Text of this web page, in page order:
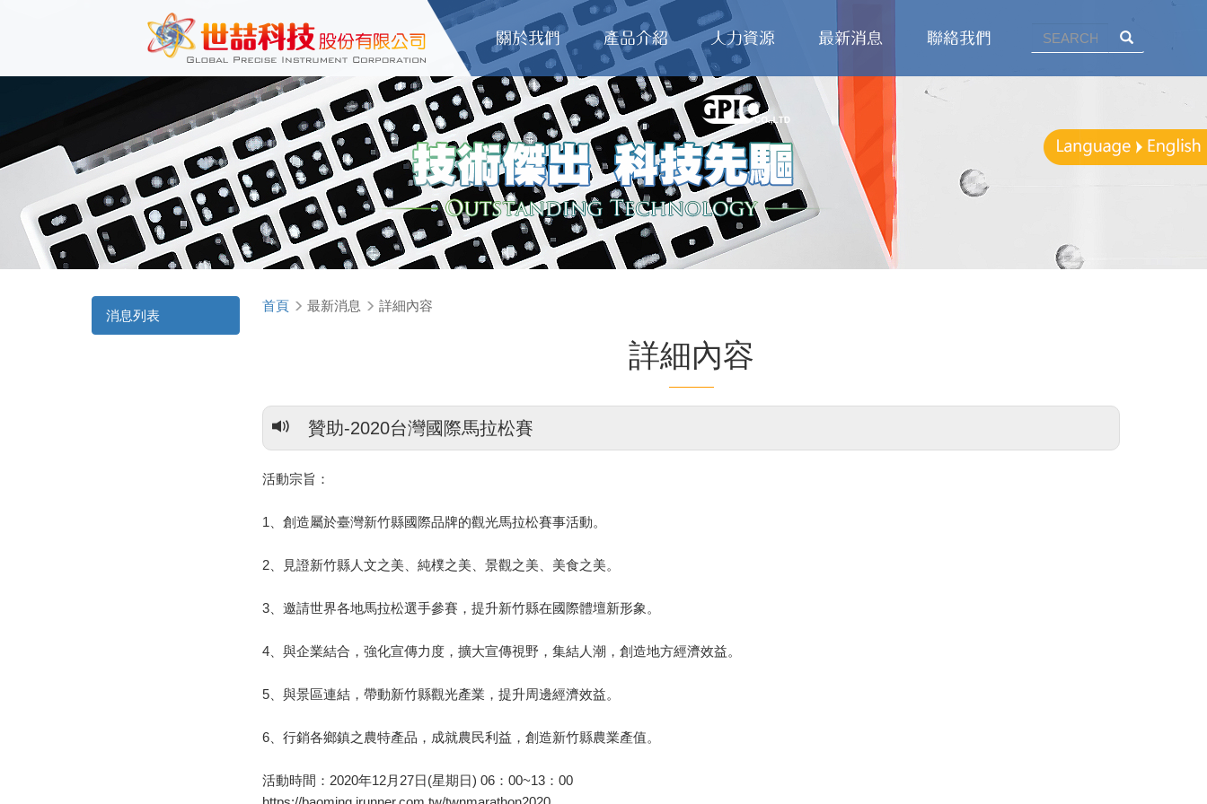
消息列表
首頁 最新消息 詳細內容
詳細內容
贊助-2020台灣國際馬拉松賽
活動宗旨：
1、創造屬於臺灣新竹縣國際品牌的觀光馬拉松賽事活動。
2、見證新竹縣人文之美、純樸之美、景觀之美、美食之美。
3、邀請世界各地馬拉松選手參賽，提升新竹縣在國際體壇新形象。
4、與企業結合，強化宣傳力度，擴大宣傳視野，集結人潮，創造地方經濟效益。
5、與景區連結，帶動新竹縣觀光產業，提升周邊經濟效益。
6、行銷各鄉鎮之農特產品，成就農民利益，創造新竹縣農業產值。
活動時間：2020年12月27日(星期日) 06：00~13：00